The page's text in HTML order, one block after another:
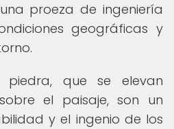
proeza de ingeniería
geográficas y
que se elevan
el paisaje, son un
y el ingenio de los